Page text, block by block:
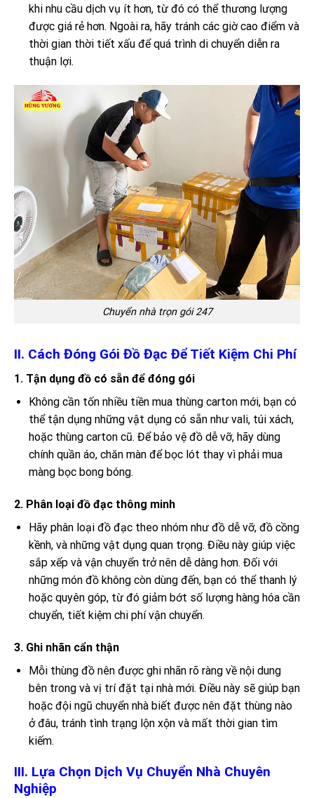
khi nhu cầu dịch vụ ít hơn, từ đó có thể thương lượng
được giá rẻ hơn. Ngoài ra, hãy tránh các giờ cao điểm và
thời gian thời tiết xấu để quá trình di chuyển diễn ra
thuận lợi.
Chuyển nhà trọn gói 247
II. Cách Đóng Gói Đồ Đạc Để Tiết Kiệm Chi Phí
1. Tận dụng đồ có sẵn để đóng gói
Không cần tốn nhiều tiền mua thùng carton mới, bạn có
thể tận dụng những vật dụng có sẵn như vali, túi xách,
hoặc thùng carton cũ. Để bảo vệ đồ dễ vỡ, hãy dùng
chính quần áo, chăn màn để bọc lót thay vì phải mua
màng bọc bong bóng.
2. Phân loại đồ đạc thông minh
Hãy phân loại đồ đạc theo nhóm như đồ dễ vỡ, đồ cồng
kềnh, và những vật dụng quan trọng. Điều này giúp việc
sắp xếp và vận chuyển trở nên dễ dàng hơn. Đối với
những món đồ không còn dùng đến, bạn có thể thanh lý
hoặc quyên góp, từ đó giảm bớt số lượng hàng hóa cần
chuyển, tiết kiệm chi phí vận chuyển.
3. Ghi nhãn cẩn thận
Mỗi thùng đồ nên được ghi nhãn rõ ràng về nội dung
bên trong và vị trí đặt tại nhà mới. Điều này sẽ giúp bạn
hoặc đội ngũ chuyển nhà biết được nên đặt thùng nào
ở đâu, tránh tình trạng lộn xộn và mất thời gian tìm
kiếm.
III. Lựa Chọn Dịch Vụ Chuyển Nhà Chuyên
Nghiệp